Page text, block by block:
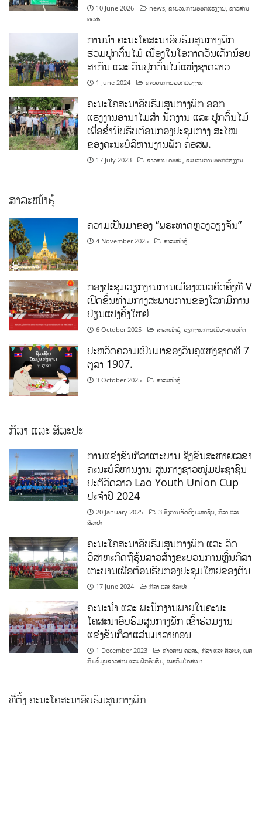
10 June 2026 news,ຂະບວນການອອກແຮງງານ,ຂ່າວສານ
ຄອສພ
ການນໍາ ຄະນະໂຄສະນາອົບຮົມສູນກາງພັກ
ຮ່ວມປູກຕົ້ນໄມ້ ເນື່ອງໃນໂອກາດວັນເດັກນ້ອຍ
ສາກົນ ແລະ ວັນປູກຕົ້ນໄມ້ແຫ່ງຊາດລາວ
1 June 2024 ຂະບວນການອອກແຮງງານ
ຄະນະໂຄສະນາອົບຮົມສູນກາງພັກ ອອກ
ແຮງງານອານາໄມສໍາ ນັກງານ ແລະ ປູກຕົ້ນໄມ້
ເພື່ອຂໍ່ານັບຮັບຕ້ອນກອງປະຊຸມກາງ ສະໄໝ
ຂອງຄະນະບໍລິຫານງານພັກ ຄອສພ.
17 July 2023 ຂ່າວສານ ຄອສພ,ຂະບວນການອອກແຮງງານ
ສາລະໜ້າຮູ້
ຄວາມເປັນມາຂອງ “ພຣະທາດຫຼວງວຽງຈັນ”
4 November 2025 ສາລະໜ້າຮູ້
ກອງປະຊຸມວຽກງານການເມືອງແນວຄິດຄັ້ງທີ V
ເປີດຂຶ້ນທ່າມກາງສະພາບການຂອງໂລກມີການ
ປ່ຽນແປງຄັ້ງໃຫຍ່
6 October 2025 ສາລະໜ້າຮູ້ ,ວຽກງານການເມືອງ-ແນວຄິດ
ປະຫວັດຄວາມເປັນມາຂອງວັນຄູແຫ່ງຊາດທີ 7
ຕຸລາ 1907.
3 October 2025 ສາລະໜ້າຮູ້
ກິລາ ແລະ ສິລະປະ
ການແຂ່ງຂັນກິລາເຕະບານ ຊິງຂັນສະຫາຍເລຂາ
ຄະນະບໍລິຫານງານ ສູນກາງຊາວໜຸ່ມປະຊາຊົນ
ປະຕິວັດລາວ Lao Youth Union Cup
ປະຈຳປີ 2024
20 January 2025 3 ອົງການຈັດຕັ້ງມະຫາຊົນ ,ກິລາ ແລະ
ສິລະປະ
ຄະນະໂຄສະນາອົບຮົມສູນກາງພັກ ແລະ ລັດ
ວິສາຫະກິດຖືຮຸ້ນລາວສ້າງຂະບວນການຫຼີ້ນກິລາ
ເຕະບານເພື່ອຕ້ອນຮັບກອງປະຊຸມໃຫຍ່ຂອງຕົນ
17 June 2024 ກິລາ ແລະ ສິລະປະ
ຄະນະນຳ ແລະ ພະນັກງານພາຍໃນຄະນະ
ໂຄສະນາອົບຮົມສູນກາງພັກ ເຂົ້າຮ່ວມງານ
ແຂ່ງຂັນກິລາແລ່ນມາລາທອນ
1 December 2023 ຂ່າວສານ ຄອສພ ,ກິລາ ແລະ ສິລະປະ ,ເພສ
ກົມຂໍ້ມູນຂ່າວສານ ແລະ ຝຶກອົບຮົມ ,ເພສກົມໂຄສະນາ
ທີ່ຕັ້ງ ຄະນະໂຄສະນາອົບຮົມສູນກາງພັກ